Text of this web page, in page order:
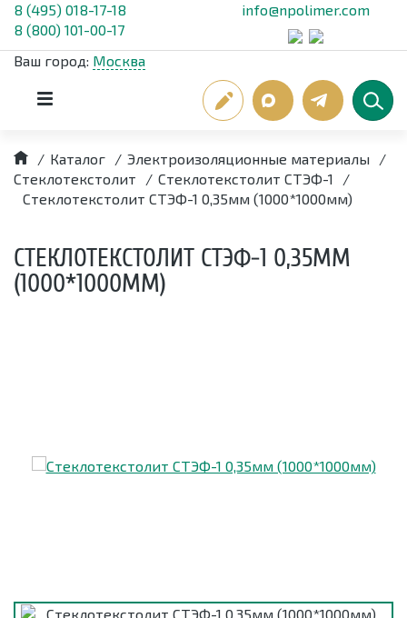
8 (495) 018-17-18
8 (800) 101-00-17
info@npolimer.com
Ваш город: Москва
/ Каталог / Электроизоляционные материалы
/
Стеклотекстолит
/ Стеклотекстолит СТЭФ-1
/
Стеклотекстолит СТЭФ-1 0,35мм (1000*1000мм)
СТЕКЛОТЕКСТОЛИТ СТЭФ-1 0,35ММ
(1000*1000ММ)